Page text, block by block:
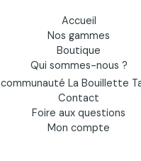
Accueil
Nos gammes
Boutique
Qui sommes-nous ?
communauté La Bouillette
Contact
Foire aux questions
Mon compte